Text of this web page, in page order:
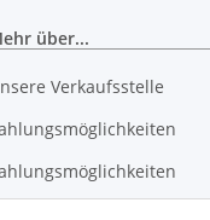
über...
Verkaufsstelle